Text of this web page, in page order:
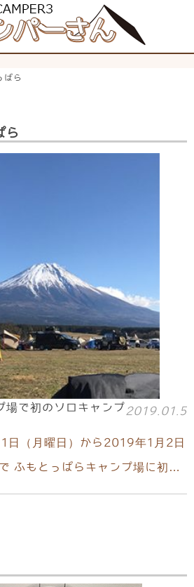
ぱら
ら
場で初のソロキャンプ 2019.01.5
日（月曜日）から2019年1月2日
ふもとっぱらキャンプ場に初…